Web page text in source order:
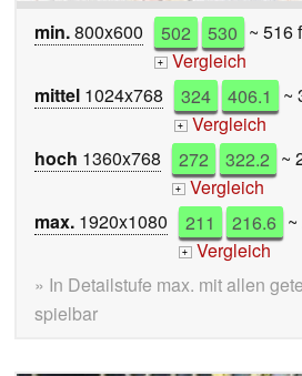
min.800x600 502 530 ~ 516
+ Vergleich
mittel 1024x768 324 406.1 ~
+ Vergleich
hoch 1360x768 272 322.2 ~
+ Vergleich
max. 1920x1080 211 216.6
+ Vergleich
» In Detailstufe max. mit allen
spielbar